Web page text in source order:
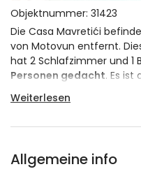
Objektnummer: 31423
Die Casa Mavretići
von Motovun entfernt.
hat 2 Schlafzimmer und 1
Personen gedacht. Es ist
einen Urlaub in der Natur
vom Hektik und Trubel der
Weiterlesen
Allgemeine info